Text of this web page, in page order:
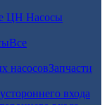
Насосы
Все
Запчасти